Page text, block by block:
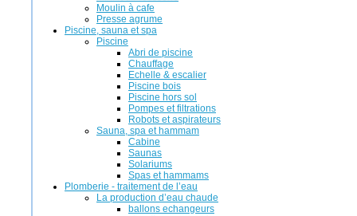
Moulin à cafe
Presse agrume
Piscine, sauna et spa
Piscine
Abri de piscine
Chauffage
Echelle & escalier
Piscine bois
Piscine hors sol
Pompes et filtrations
Robots et aspirateurs
Sauna, spa et hammam
Cabine
Saunas
Solariums
Spas et hammams
Plomberie - traitement de l’eau
La production d’eau chaude
ballons echangeurs